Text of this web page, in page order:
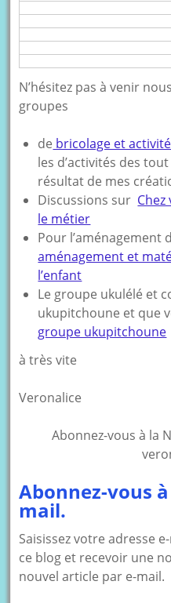
N’hésitez pas à venir
groupes
de bricolage et
les d’activités des
résultat de mes
Discussions sur
le métier
Pour l’aménagement
aménagement et
l’enfant
Le groupe ukulélé et
ukupitchoune et que
groupe ukupitchoune
à très vite
Veronalice
Abonnez-vous à la
Abonnez-vous
mail.
Saisissez votre adresse
ce blog et recevoir une
nouvel article par e-mail.